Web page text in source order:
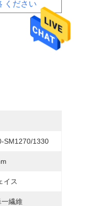
ください
SM1270/1330
イス
繊維